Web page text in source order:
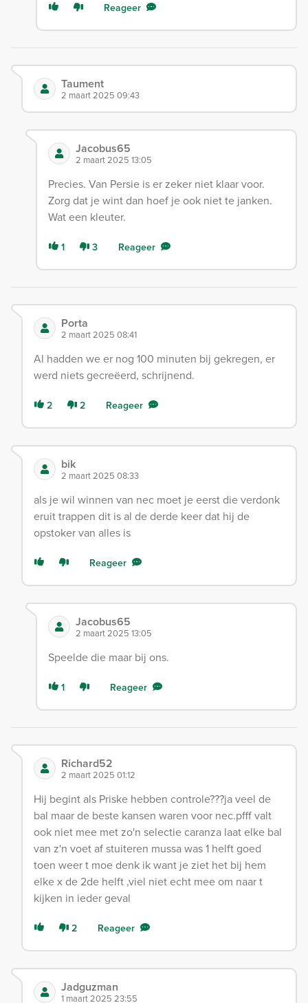
Reageer
Taument
2 maart 2025 09:43
Jacobus65
2 maart 2025 13:05
Precies. Van Persie is er zeker niet klaar voor.
Zorg dat je wint dan hoef je ook niet te janken.
Wat een kleuter.
1 3 Reageer
Porta
2 maart 2025 08:41
Al hadden we er nog 100 minuten bij gekregen, er
werd niets gecreëerd, schrijnend.
2 2 Reageer
bik
2 maart 2025 08:33
als je wil winnen van nec moet je eerst die verdonk
eruit trappen dit is al de derde keer dat hij de
opstoker van alles is
Reageer
Jacobus65
2 maart 2025 13:05
Speelde die maar bij ons.
1 Reageer
Richard52
2 maart 2025 01:12
Hij begint als Priske hebben controle???ja veel de
bal maar de beste kansen waren voor nec.pfff valt
ook niet mee met zo'n selectie caranza laat elke bal
van z'n voet af stuiteren mussa was 1 helft goed
toen weer t moe denk ik want je ziet het bij hem
elke x de 2de helft ,viel niet echt mee om naar t
kijken in ieder geval
2 Reageer
Jadguzman
1 maart 2025 23:55